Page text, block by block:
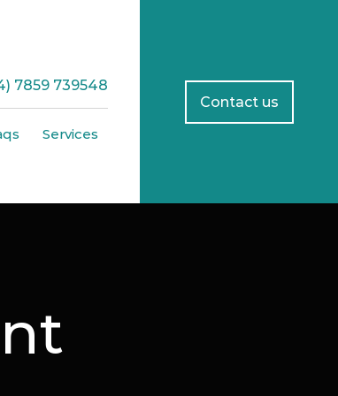
7859 739548
Services
Contact us